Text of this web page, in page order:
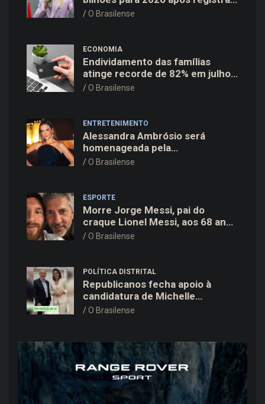
recuo no déficit
O Brasilense
ECONOMIA
Endividamento das famílias
atinge recorde de 82% em julho;
cartão de crédito segue como
O Brasilense
ENTRETENIMENTO
Alessandra Ambrósio será
homenageada pela
BrazilFoundation no New York
O Brasilense
ESPORTE
Morre Jorge Messi, pai do
craque Lionel Messi, aos 68 anos
na Argentina
O Brasilense
POLÍTICA DISTRITAL
Republicanos fecha apoio à
candidatura de Michelle
Bolsonaro ao Senado no DF
O Brasilense